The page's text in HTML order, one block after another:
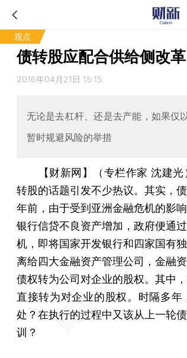
观点
债转股应配合供给侧改革
2016年04月21日 15:15
无论是去杠杆、还是去产能，如果仅
暂时规避风险的举措
【财新网】（专栏作家 沈建光
转股的话题引发不少热议。其实，
年前，由于受到亚洲金融危机的影
银行信贷不良资产增加，政府便通
机，即将国家开发银行和四家国有
离给四大金融资产管理公司，金融
债权转为公司对企业的股权。其中
直接转为对企业的股权。时隔多年
处？在执行的过程中又该从上一轮
训？